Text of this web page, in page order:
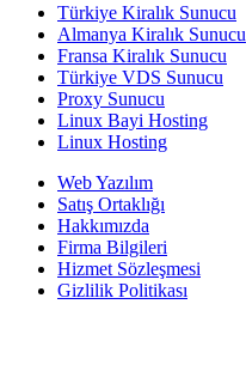
Türkiye Kiralık Sunucu
Almanya Kiralık Sunucu
Fransa Kiralık Sunucu
Türkiye VDS Sunucu
Proxy Sunucu
Linux Bayi Hosting
Linux Hosting
Web Yazılım
Satış Ortaklığı
Hakkımızda
Firma Bilgileri
Hizmet Sözleşmesi
Gizlilik Politikası